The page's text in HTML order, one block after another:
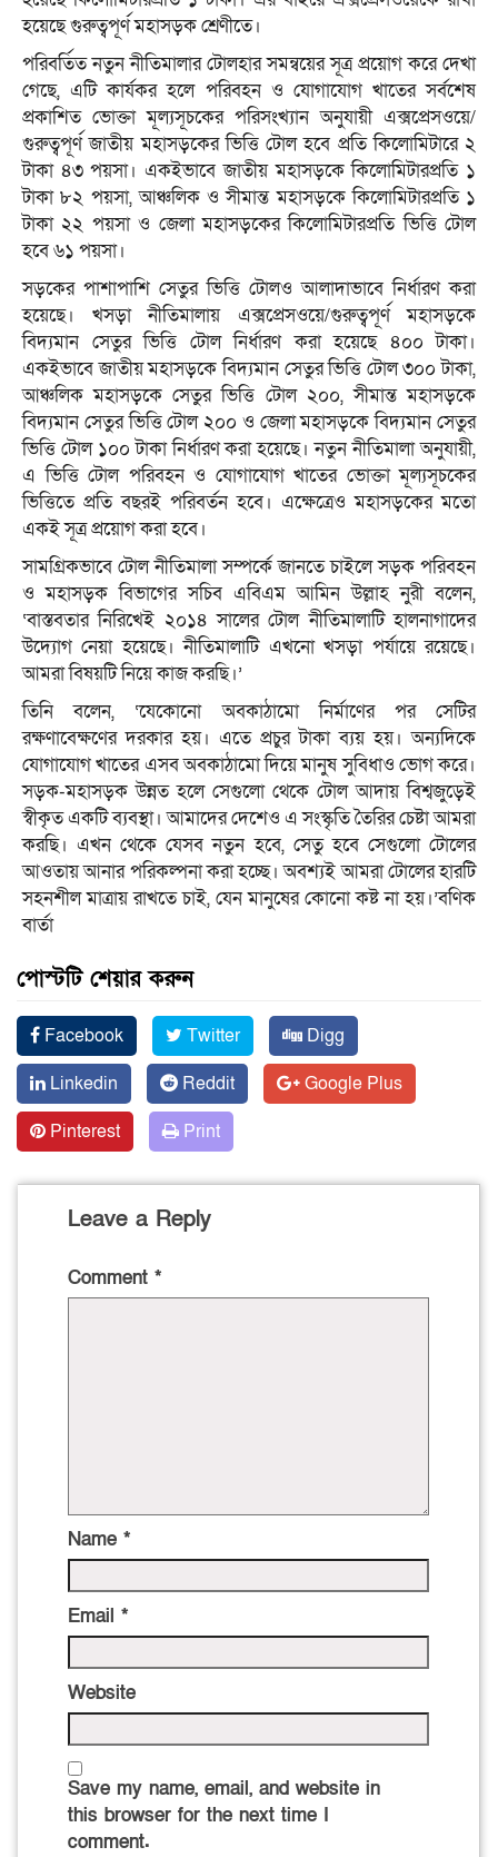
হয়েছে গুরুত্বপূর্ণ মহাসড়ক শ্রেণীতে।
পরিবর্তিত নতুন নীতিমালার টোলহার সমন্বয়ের সূত্র প্রয়োগ করে দেখা
গেছে, এটি কার্যকর হলে পরিবহন ও যোগাযোগ খাতের সর্বশেষ
প্রকাশিত ভোক্তা মূল্যসূচকের পরিসংখ্যান অনুযায়ী এক্সপ্রেসওয়ে/
গুরুত্বপূর্ণ জাতীয় মহাসড়কের ভিত্তি টোল হবে প্রতি কিলোমিটারে ২
টাকা ৪৩ পয়সা। একইভাবে জাতীয় মহাসড়কে কিলোমিটারপ্রতি ১
টাকা ৮২ পয়সা, আঞ্চলিক ও সীমান্ত মহাসড়কে কিলোমিটারপ্রতি ১
টাকা ২২ পয়সা ও জেলা মহাসড়কের কিলোমিটারপ্রতি ভিত্তি টোল
হবে ৬১ পয়সা।
সড়কের পাশাপাশি সেতুর ভিত্তি টোলও আলাদাভাবে নির্ধারণ করা
হয়েছে। খসড়া নীতিমালায় এক্সপ্রেসওয়ে/গুরুত্বপূর্ণ মহাসড়কে
বিদ্যমান সেতুর ভিত্তি টোল নির্ধারণ করা হয়েছে ৪০০ টাকা।
একইভাবে জাতীয় মহাসড়কে বিদ্যমান সেতুর ভিত্তি টোল ৩০০ টাকা,
আঞ্চলিক মহাসড়কে সেতুর ভিত্তি টোল ২০০, সীমান্ত মহাসড়কে
বিদ্যমান সেতুর ভিত্তি টোল ২০০ ও জেলা মহাসড়কে বিদ্যমান সেতুর
ভিত্তি টোল ১০০ টাকা নির্ধারণ করা হয়েছে। নতুন নীতিমালা অনুযায়ী,
এ ভিত্তি টোল পরিবহন ও যোগাযোগ খাতের ভোক্তা মূল্যসূচকের
ভিত্তিতে প্রতি বছরই পরিবর্তন হবে। এক্ষেত্রেও মহাসড়কের মতো
একই সূত্র প্রয়োগ করা হবে।
সামগ্রিকভাবে টোল নীতিমালা সম্পর্কে জানতে চাইলে সড়ক পরিবহন
ও মহাসড়ক বিভাগের সচিব এবিএম আমিন উল্লাহ নুরী বলেন,
‘বাস্তবতার নিরিখেই ২০১৪ সালের টোল নীতিমালাটি হালনাগাদের
উদ্যোগ নেয়া হয়েছে। নীতিমালাটি এখনো খসড়া পর্যায়ে রয়েছে।
আমরা বিষয়টি নিয়ে কাজ করছি।’
তিনি বলেন, ‘‌যেকোনো অবকাঠামো নির্মাণের পর সেটির
রক্ষণাবেক্ষণের দরকার হয়। এতে প্রচুর টাকা ব্যয় হয়। অন্যদিকে
যোগাযোগ খাতের এসব অবকাঠামো দিয়ে মানুষ সুবিধাও ভোগ করে।
সড়ক-মহাসড়ক উন্নত হলে সেগুলো থেকে টোল আদায় বিশ্বজুড়েই
স্বীকৃত একটি ব্যবস্থা। আমাদের দেশেও এ সংস্কৃতি তৈরির চেষ্টা আমরা
করছি। এখন থেকে যেসব নতুন হবে, সেতু হবে সেগুলো টোলের
আওতায় আনার পরিকল্পনা করা হচ্ছে। অবশ্যই আমরা টোলের হারটি
সহনশীল মাত্রায় রাখতে চাই, যেন মানুষের কোনো কষ্ট না হয়।’বণিক
বার্তা
পোস্টটি শেয়ার করুন
Facebook Twitter
Digg
Linkedin
Reddit
Google Plus
Pinterest
Print
Leave a Reply
Comment *
Name *
Email *
Website
Save my name, email, and website in
this browser for the next time I
comment.